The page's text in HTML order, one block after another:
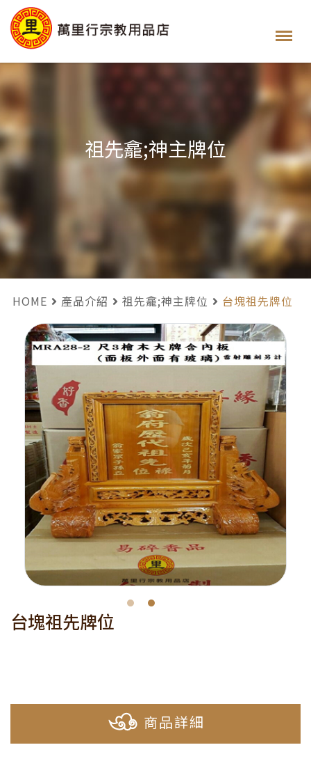
祖先龕;神主牌位
HOME 產品介紹 祖先龕;神主牌位 台塊祖先牌位
台塊祖先牌位
商品詳細